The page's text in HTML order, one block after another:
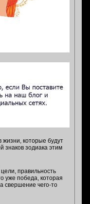
жизни, которые будут
знаков зодиака этим
правильность
уже победа, которая
свершение чего-то